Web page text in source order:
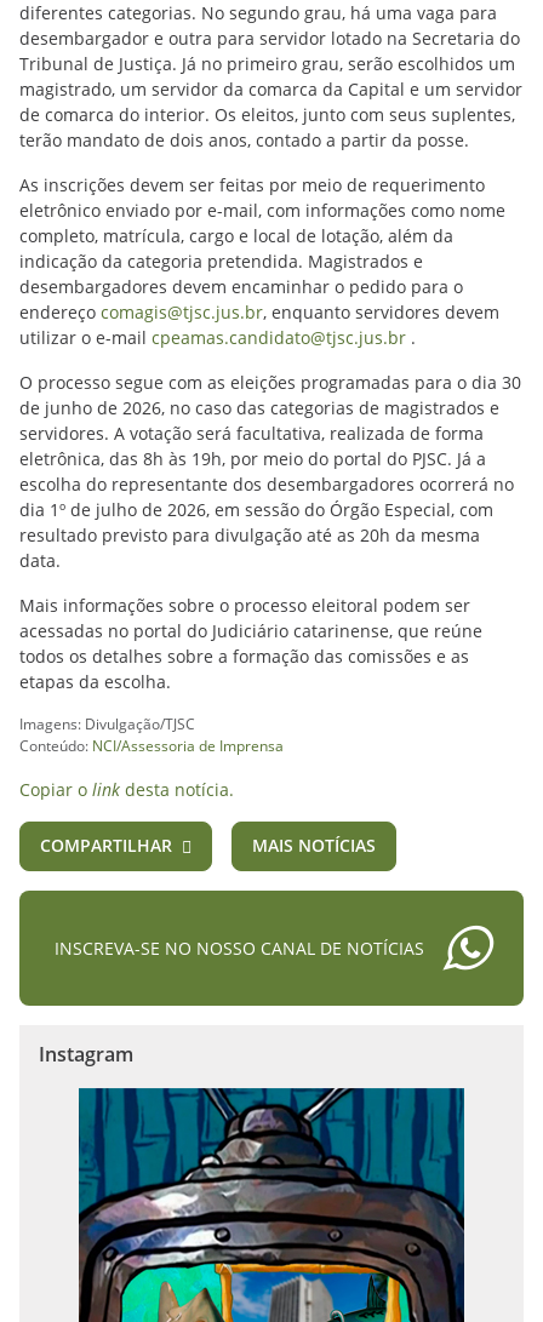
diferentes categorias. No segundo grau, há uma vaga para
desembargador e outra para servidor lotado na Secretaria do
Tribunal de Justiça. Já no primeiro grau, serão escolhidos um
magistrado, um servidor da comarca da Capital e um servidor
de comarca do interior. Os eleitos, junto com seus suplentes,
terão mandato de dois anos, contado a partir da posse.
As inscrições devem ser feitas por meio de requerimento
eletrônico enviado por e-mail, com informações como nome
completo, matrícula, cargo e local de lotação, além da
indicação da categoria pretendida. Magistrados e
desembargadores devem encaminhar o pedido para o
endereço comagis@tjsc.jus.br, enquanto servidores devem
utilizar o e-mail cpeamas.candidato@tjsc.jus.br .
O processo segue com as eleições programadas para o dia 30
de junho de 2026, no caso das categorias de magistrados e
servidores. A votação será facultativa, realizada de forma
eletrônica, das 8h às 19h, por meio do portal do PJSC. Já a
escolha do representante dos desembargadores ocorrerá no
dia 1º de julho de 2026, em sessão do Órgão Especial, com
resultado previsto para divulgação até as 20h da mesma
data.
Mais informações sobre o processo eleitoral podem ser
acessadas no portal do Judiciário catarinense, que reúne
todos os detalhes sobre a formação das comissões e as
etapas da escolha.
Imagens: Divulgação/TJSC
Conteúdo: NCI/Assessoria de Imprensa
Copiar o link desta notícia.
COMPARTILHAR MAIS NOTÍCIAS
INSCREVA-SE NO NOSSO CANAL DE NOTÍCIAS
Instagram